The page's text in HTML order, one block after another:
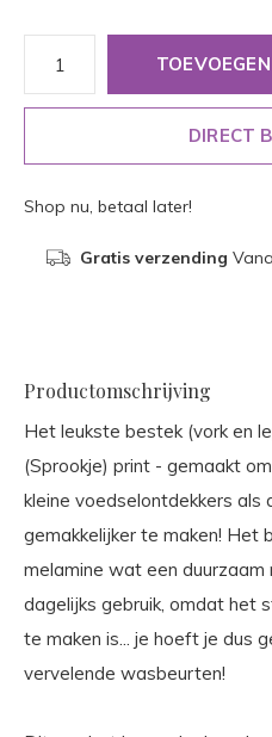
DIRECT
Shop nu, betaal later!
Gratis verzending
Productomschrijving
Het leukste bestek (vork en
(Sprookje) print - gemaakt
kleine voedselontdekkers als
gemakkelijker te maken! Het
melamine wat een
dagelijks gebruik, omdat het
te maken is... je hoeft je dus
vervelende wasbeurten!